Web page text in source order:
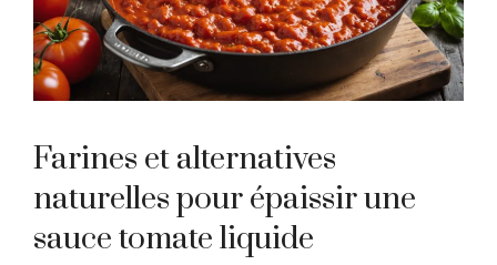
Farines et alternatives
naturelles pour épaissir une
sauce tomate liquide